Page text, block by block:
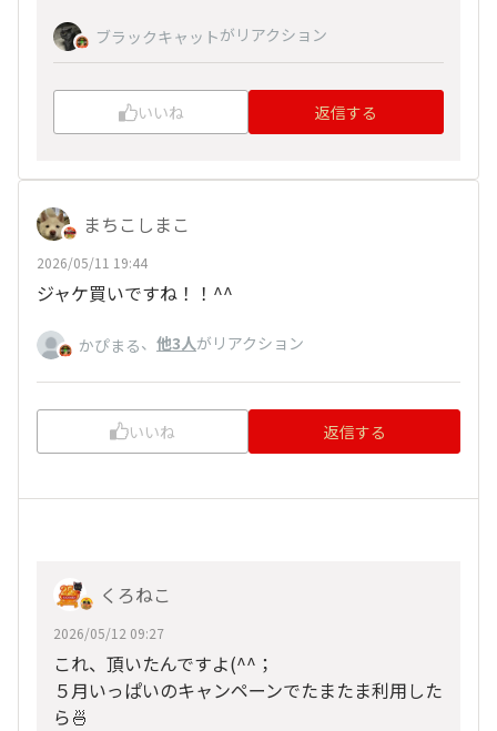
ブラックキャットがリアクション
いいね 返信する
まちこしまこ
2026/05/11 19:44
ジャケ買いですね！！^^
かぴまる、 他3人がリアクション
いいね 返信する
くろねこ
2026/05/12 09:27
これ、頂いたんですよ(^^；
５月いっぱいのキャンペーンでたまたま利用した
ら🍜